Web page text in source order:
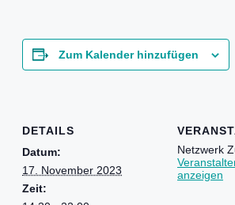
Zum Kalender hinzufügen
DETAILS
Datum:
17. November 2023
Zeit:
Netzwerk
anzeigen